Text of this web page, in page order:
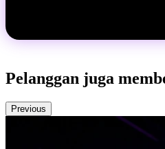
Pelanggan juga
Previous